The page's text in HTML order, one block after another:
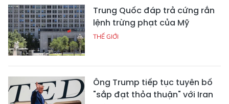
Trung Quốc đáp trả cứng rắn
lệnh trừng phạt của Mỹ
THẾ GIỚI
Ông Trump tiếp tục tuyên bố
"sắp đạt thỏa thuận" với Iran